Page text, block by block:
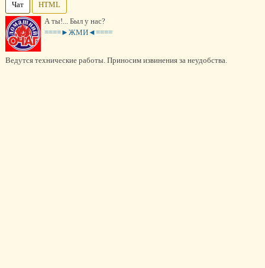
Чат
HTML
А ты!... Был у нас?
====►ЖМИ◄====